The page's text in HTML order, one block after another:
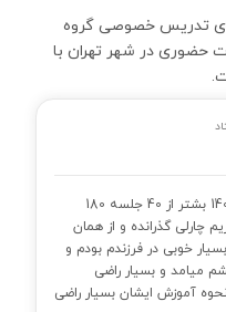
90 دقیقه ای تدریس خصوصی گروه
حضوری در شهر تهران با
پسر بنده تا تاریخ 1402/05/25 بشتر از 40 جلسه 180
چارلی گذرانده و از همان
خوبی در فرزندم بودم و
میامد و بسیار راضی
آموزش ایشان بسیار راضی